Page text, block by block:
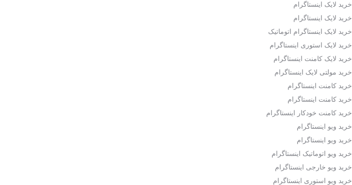
خرید لایک اینستاگرام
خرید لایک اینستاگرام
خرید لایک اینستاگرام اتوماتیک
خرید لایک استوری اینستاگرام
خرید لایک کامنت اینستاگرام
خرید مولتی لایک اینستاگرام
خرید کامنت اینستاگرام
خرید کامنت اینستاگرام
خرید کامنت خودکار اینستاگرام
خرید ویو اینستاگرام
خرید ویو اینستاگرام
خرید ویو اتوماتیک اینستاگرام
خرید ویو خارجی اینستاگرام
خرید ویو استوری اینستاگرام